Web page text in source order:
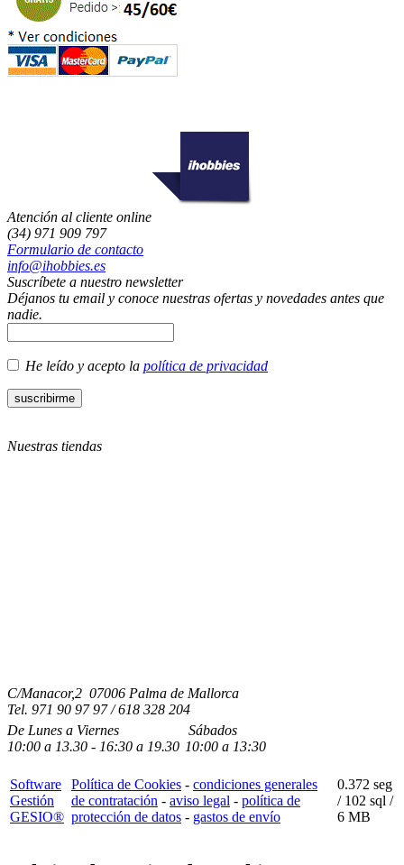
Atención al cliente online
(34) 971 909 797
Formulario de contacto
info@ihobbies.es
Suscríbete a nuestro newsletter
Déjanos tu email y conoce nuestras ofertas y novedades antes que
nadie.
He leído y acepto la política de privacidad
Nuestras tiendas
C/Manacor,2 07006 Palma de Mallorca
Tel. 971 90 97 97 / 618 328 204
De Lunes a Viernes
10:00 a 13.30 - 16:30 a 19.30
Sábados
10:00 a 13:30
Software
Gestión
GESIO®
Política de Cookies - condiciones generales
de contratación - aviso legal - política de
protección de datos - gastos de envío
0.372 seg
/ 102 sql /
6 MB